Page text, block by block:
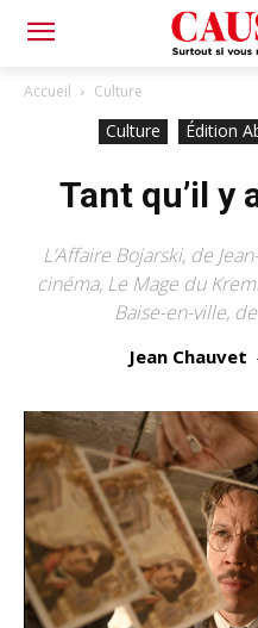
Accueil Culture
Culture Édition
Tant qu’il y
L’Affaire Bojarski, de
cinéma, Le Mage du
Baise-en-ville,
Jean Chauvet